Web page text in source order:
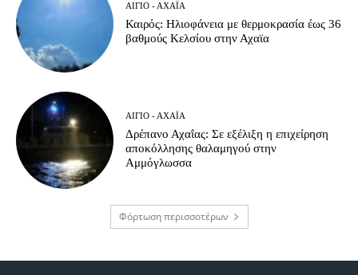
ΑΊΓΙΟ - ΑΧΑΪ́Α
Καιρός: Ηλιοφάνεια με θερμοκρασία έως 36
βαθμούς Κελσίου στην Αχαϊα
ΑΊΓΙΟ - ΑΧΑΪ́Α
Δρέπανο Αχαΐας: Σε εξέλιξη η επιχείρηση
αποκόλλησης θαλαμηγού στην
Αμμόγλωσσα
Φόρτωση περισσοτέρων